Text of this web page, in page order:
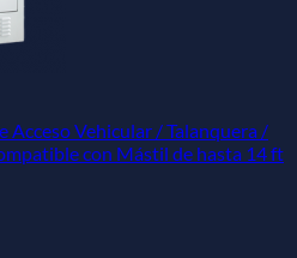
Acceso Vehicular / Talanquera /
con Mástil de hasta 14 ft